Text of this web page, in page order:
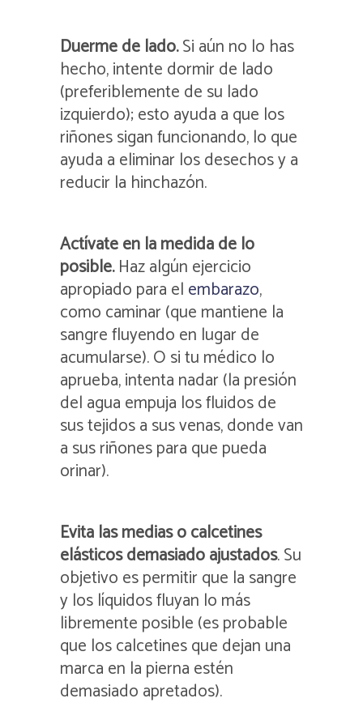
Duerme de lado.Si aún no lo has
hecho, intente dormir de lado
(preferiblemente de su lado
izquierdo); esto ayuda a que los
riñones sigan funcionando, lo que
ayuda a eliminar los desechos y a
reducir la hinchazón.
Actívate en la medida de lo
posible.Haz algún ejercicio
apropiado para el embarazo,
como caminar (que mantiene la
sangre fluyendo en lugar de
acumularse). O si tu médico lo
aprueba, intenta nadar (la presión
del agua empuja los fluidos de
sus tejidos a sus venas, donde van
a sus riñones para que pueda
orinar).
Evita las medias o calcetines
elásticos demasiado ajustados. Su
objetivo es permitir que la sangre
y los líquidos fluyan lo más
libremente posible (es probable
que los calcetines que dejan una
marca en la pierna estén
demasiado apretados).